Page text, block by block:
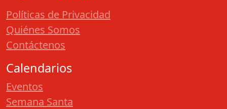
Políticas de Privacidad
Quiénes Somos
Contáctenos
Calendarios
Eventos
Semana Santa